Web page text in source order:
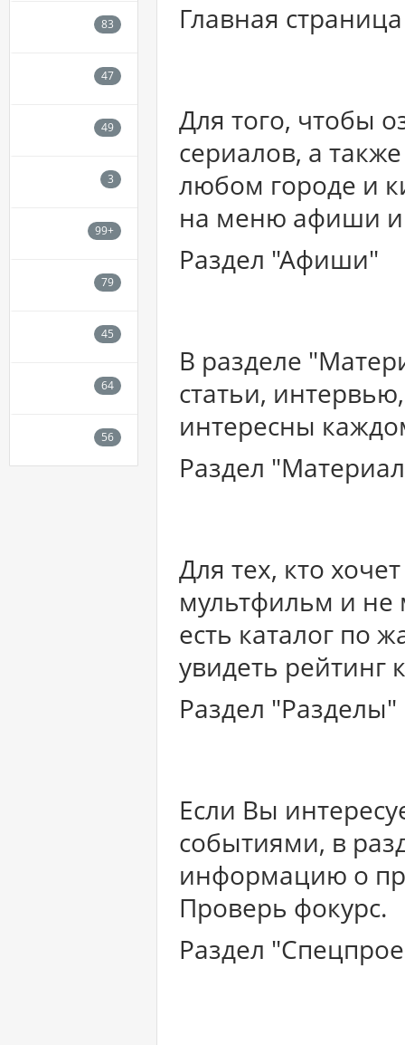
Главная страница
Для того, чтобы
сериалов, а
любом городе и
на меню афиши
Раздел "Афиши"
В разделе
статьи,
интересны
Раздел
Для тех, кто
мультфильм и не
есть каталог по
увидеть рейтинг
Раздел "Разделы"
Если Вы
событиями, в
информацию о
Проверь фокурс.
Раздел